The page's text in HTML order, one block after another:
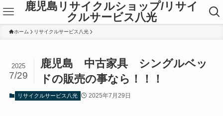
鹿児島リサイクルショップ/リサイ
クルサービス八光
ホーム リサイクルサービス八光
鹿児島 中古家具 シングルベッ
ドの販売の事なら！！！
2025
7/29
リサイクルサービス八光 2025年7月29日